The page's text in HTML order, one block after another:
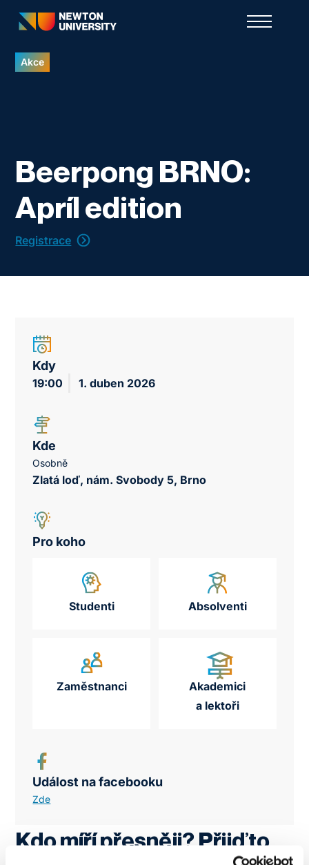
Akce
Beerpong BRNO:
Apríl edition
Registrace
Kdy
19:00 1. duben 2026
Kde
Osobně
Zlatá loď, nám. Svobody 5, Brno
Pro koho
Studenti Absolventi
Zaměstnanci
Akademici
a lektoři
Událost na facebooku
Zde
Kdo míří přesněji? Přijď to